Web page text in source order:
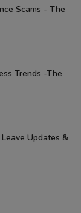
Scams - The
Trends -The
Updates &